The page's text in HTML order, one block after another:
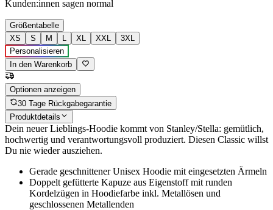
Kunden:innen sagen normal
Größentabelle
XS
S M L XL XXL
3XL
Personalisieren
In den Warenkorb
Optionen anzeigen
30 Tage Rückgabegarantie
Produktdetails
Dein neuer Lieblings-Hoodie kommt von Stanley/Stella: gemütlich,
hochwertig und verantwortungsvoll produziert. Diesen Classic willst
Du nie wieder ausziehen.
Gerade geschnittener Unisex Hoodie mit eingesetzten Ärmeln
Doppelt gefütterte Kapuze aus Eigenstoff mit runden
Kordelzügen in Hoodiefarbe inkl. Metallösen und
geschlossenen Metallenden